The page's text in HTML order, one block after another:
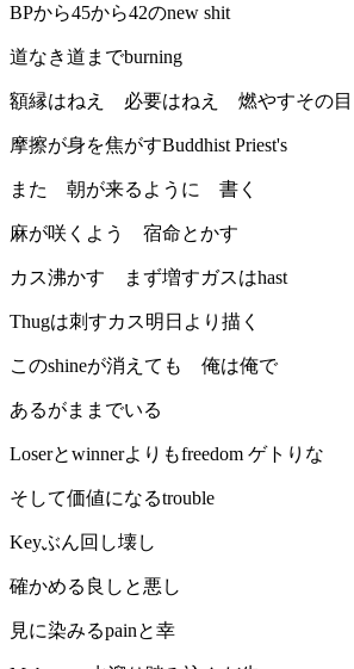
BPから45から42のnew shit
道なき道までburning
額縁はねえ 必要はねえ 燃やすその目
摩擦が身を焦がすBuddhist Priest's
また 朝が来るように 書く
麻が咲くよう 宿命とかす
カス沸かす まず増すガスはhast
Thugは刺すカス明日より描く
このshineが消えても 俺は俺で
あるがままでいる
Loserとwinnerよりもfreedom ゲトりな
そして価値になるtrouble
Keyぶん回し壊し
確かめる良しと悪し
見に染みるpainと幸